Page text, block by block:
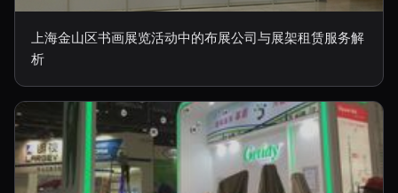
上海金山区书画展览活动中的布展公司与展架租赁服务解
析